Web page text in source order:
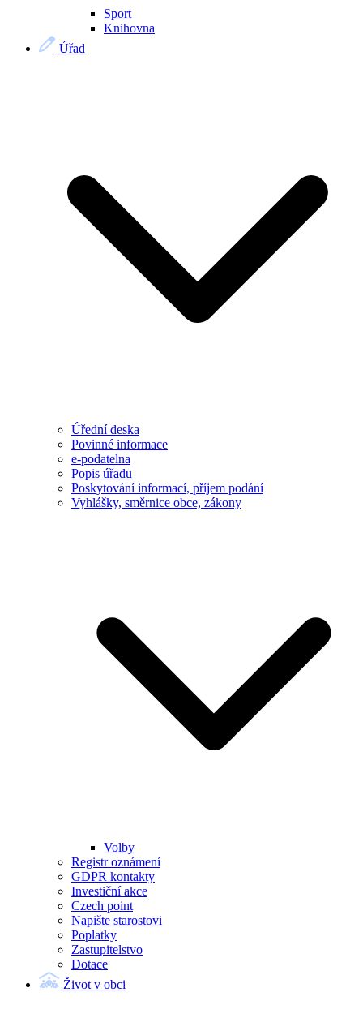
Sport
Knihovna
Úřad
Úřední deska
Povinné informace
e-podatelna
Popis úřadu
Poskytování informací, příjem podání
Vyhlášky, směrnice obce, zákony
Volby
Registr oznámení
GDPR kontakty
Investiční akce
Czech point
Napište starostovi
Poplatky
Zastupitelstvo
Dotace
Život v obci